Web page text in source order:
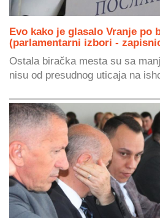
Evo kako je glasalo Vranje po
(parlamentarni izbori -
Ostala biračka mesta su sa
nisu od presudnog uticaja na